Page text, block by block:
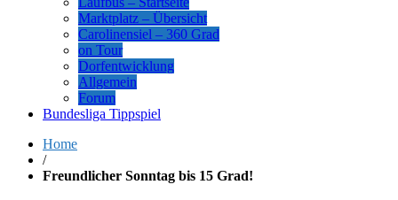
Marktplatz – Übersicht
Carolinensiel – 360 Grad
on Tour
Dorfentwicklung
Allgemein
Forum
Bundesliga Tippspiel
Home
/
Freundlicher Sonntag bis 15 Grad!